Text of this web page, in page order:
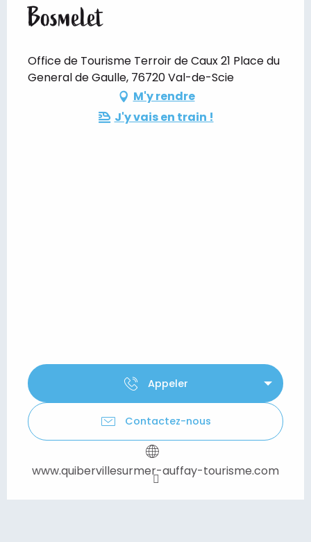
Bosmelet
Office de Tourisme Terroir de Caux 21 Place du
General de Gaulle, 76720 Val-de-Scie
M'y rendre
J'y vais en train !
Appeler
Contactez-nous
www.quibervillesurmer-auffay-tourisme.com